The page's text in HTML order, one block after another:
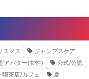
スマス
ジャンプスケア
アバター(女性)
公式/公認
喫茶店/カフェ
夏